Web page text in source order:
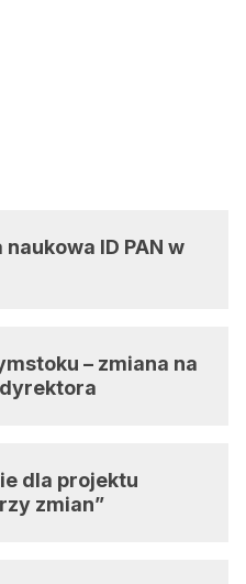
ID PAN w
– zmiana na
dla projektu
zmian”